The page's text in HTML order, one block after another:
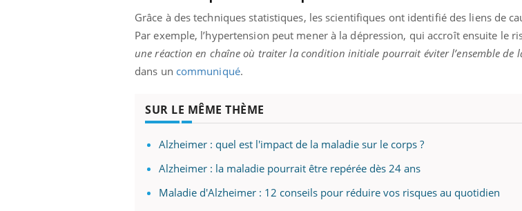
Grâce à des techniques statistiques, les scientifiques ont identifié des liens de
Par exemple, l’hypertension peut mener à la dépression, qui accroît ensuite le
une réaction en chaîne où traiter la condition initiale pourrait éviter l’ensemble de
dans un communiqué.
SUR LE MÊME THÈME
Alzheimer : quel est l'impact de la maladie sur le corps ?
Alzheimer : la maladie pourrait être repérée dès 24 ans
Maladie d'Alzheimer : 12 conseils pour réduire vos risques au quotidien